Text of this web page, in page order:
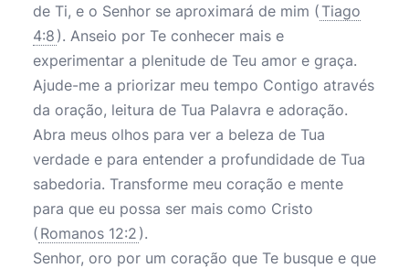
de Ti, e o Senhor se aproximará de mim ( Tiago
4:8 ). Anseio por Te conhecer mais e
experimentar a plenitude de Teu amor e graça.
Ajude-me a priorizar meu tempo Contigo através
da oração, leitura de Tua Palavra e adoração.
Abra meus olhos para ver a beleza de Tua
verdade e para entender a profundidade de Tua
sabedoria. Transforme meu coração e mente
para que eu possa ser mais como Cristo
( Romanos 12:2 ).
Senhor, oro por um coração que Te busque e que